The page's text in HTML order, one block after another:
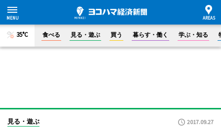
35°C 食べる 見る・遊ぶ 買う 暮らす・働く 学ぶ・知る
見る・遊ぶ 2017.09.27